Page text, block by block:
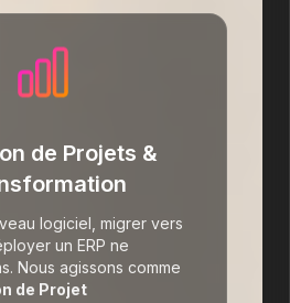
de Projets &
logiciel, migrer vers
un ERP ne
Nous agissons comme
de Projet